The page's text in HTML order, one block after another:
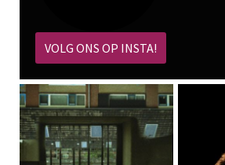
VOLG ONS OP INSTA!